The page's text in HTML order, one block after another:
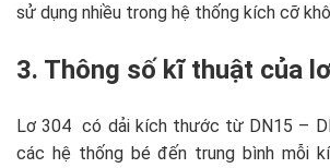
sử dụng nhiều trong hệ thống kích cỡ
3. Thông số kĩ thuật của
Lơ 304 có dải kích thước từ DN15 –
các hệ thống bé đến trung bình mỗi